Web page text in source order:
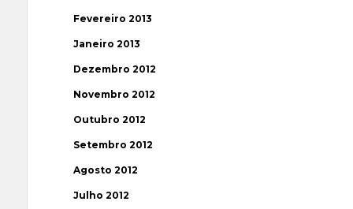
Fevereiro 2013
Janeiro 2013
Dezembro 2012
Novembro 2012
Outubro 2012
Setembro 2012
Agosto 2012
Julho 2012